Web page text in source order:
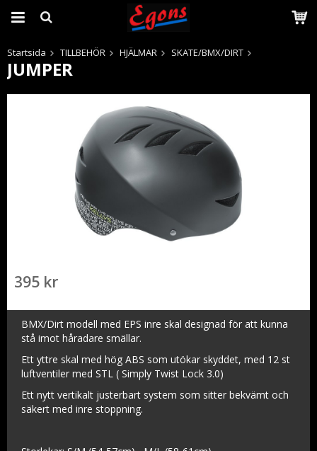
Startsida TILLBEHÖR HJÄLMAR SKATE/BMX/DIRT
JUMPER
395 kr
BMX/Dirt modell med EPS inre skal designad för att kunna
stå imot håradare smällar.
Ett yttre skal med hög ABS som utökar skyddet, med 12 st
luftventiler med STL ( Simply Twist Lock 3.0)
Ett nytt vertikalt justerbart system som sitter bekvämt och
säkert med inre stoppning.